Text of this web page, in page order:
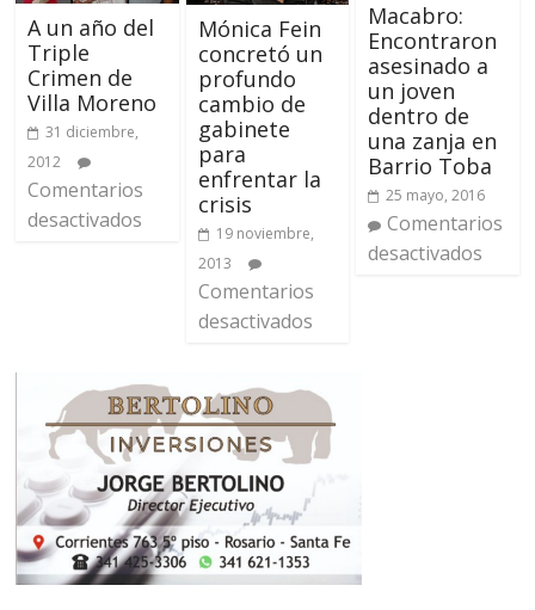
A un año del
Triple
Crimen de
Villa Moreno
31 diciembre,
2012
Comentarios
desactivados
Mónica Fein
concretó un
profundo
cambio de
gabinete
para
enfrentar la
crisis
19 noviembre,
2013
Comentarios
desactivados
Macabro:
Encontraron
asesinado a
un joven
dentro de
una zanja en
Barrio Toba
25 mayo, 2016
Comentarios
desactivados